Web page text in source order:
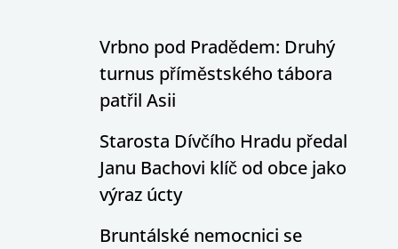
Vrbno pod Pradědem: Druhý
turnus příměstského tábora
patřil Asii
Starosta Dívčího Hradu předal
Janu Bachovi klíč od obce jako
výraz úcty
Bruntálské nemocnici se